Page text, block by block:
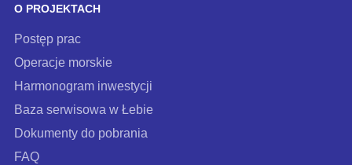
O PROJEKTACH
Postęp prac
Operacje morskie
Harmonogram inwestycji
Baza serwisowa w Łebie
Dokumenty do pobrania
FAQ